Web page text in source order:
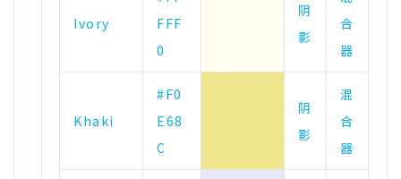
Ivory
FFF
0
阴
影
合
器
Khaki
#F0
E68
C
阴
影
混
合
器